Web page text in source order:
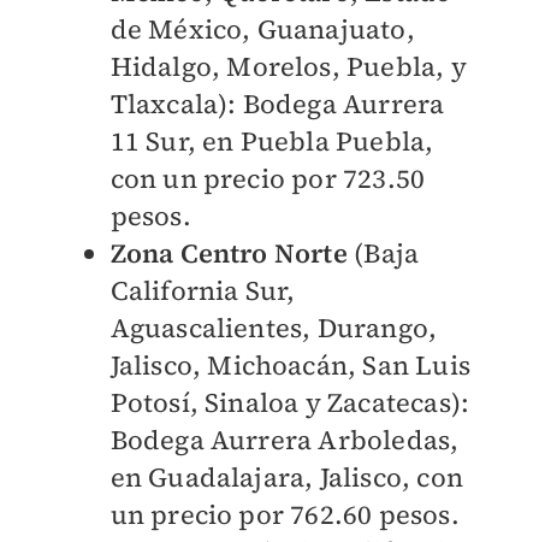
de México, Guanajuato,
Hidalgo, Morelos, Puebla, y
Tlaxcala): Bodega Aurrera
11 Sur, en Puebla Puebla,
con un precio por 723.50
pesos.
Zona Centro Norte (Baja
California Sur,
Aguascalientes, Durango,
Jalisco, Michoacán, San Luis
Potosí, Sinaloa y Zacatecas):
Bodega Aurrera Arboledas,
en Guadalajara, Jalisco, con
un precio por 762.60 pesos.